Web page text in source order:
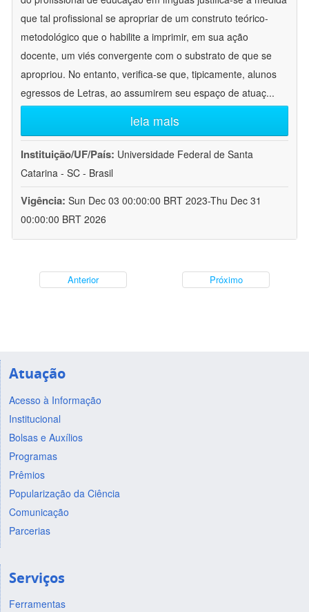
que tal profissional se apropriar de um construto teórico-
metodológico que o habilite a imprimir, em sua ação
docente, um viés convergente com o substrato de que se
apropriou. No entanto, verifica-se que, tipicamente, alunos
egressos de Letras, ao assumirem seu espaço de atuaç...
leia mais
Instituição/UF/País: Universidade Federal de Santa
Catarina - SC - Brasil
Vigência: Sun Dec 03 00:00:00 BRT 2023-Thu Dec 31
00:00:00 BRT 2026
Anterior Próximo
Atuação
Acesso à Informação
Institucional
Bolsas e Auxílios
Programas
Prêmios
Popularização da Ciência
Comunicação
Parcerias
Serviços
Ferramentas